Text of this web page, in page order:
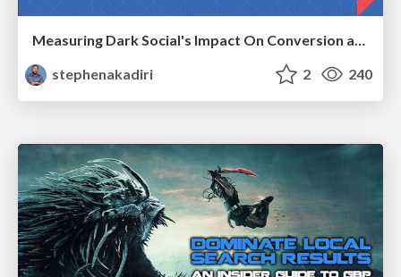
Measuring Dark Social's Impact On Conversion and Attribution
stephenakadiri
2 240